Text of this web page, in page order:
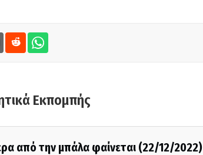
Εκπομπής
από την μπάλα φαίνεται (22/12/2022)